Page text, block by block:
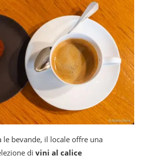
le bevande, il locale offre una
di vini al calice